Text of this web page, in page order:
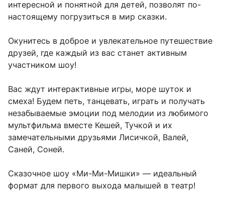
интересной и понятной для детей, позволят по-
настоящему погрузиться в мир сказки.
Окунитесь в доброе и увлекательное путешествие
друзей, где каждый из вас станет активным
участником шоу!
Вас ждут интерактивные игры, море шуток и
смеха! Будем петь, танцевать, играть и получать
незабываемые эмоции под мелодии из любимого
мультфильма вместе Кешей, Тучкой и их
замечательными друзьями Лисичкой, Валей,
Саней, Соней.
Сказочное шоу «Ми-Ми-Мишки» — идеальный
формат для первого выхода малышей в театр!